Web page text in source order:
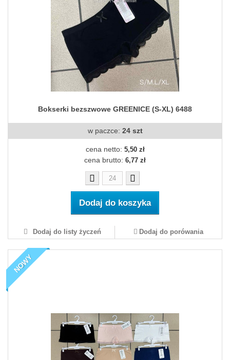
Bokserki bezszwowe GREENICE (S-XL) 6488
w paczce: 24 szt
cena netto: 5,50 zł
cena brutto: 6,77 zł
Dodaj do koszyka
Dodaj do listy życzeń Dodaj do porówania
NOWY